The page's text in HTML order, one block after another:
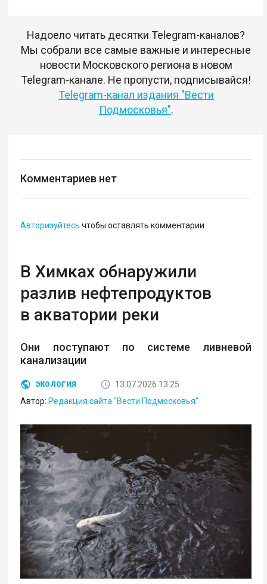
Надоело читать десятки Telegram-каналов?
Мы собрали все самые важные и интересные
новости Московского региона в новом
Telegram-канале. Не пропусти, подписывайся!
Telegram-канал издания "Вести
Подмосковья".
Комментариев нет
Авторизуйтесь чтобы оставлять комментарии
В Химках обнаружили
разлив нефтепродуктов
в акватории реки
Они поступают по системе ливневой
канализации
ЭКОЛОГИЯ
13.07.2026 13:25
Автор: Редакция сайта "Вести Подмосковья"